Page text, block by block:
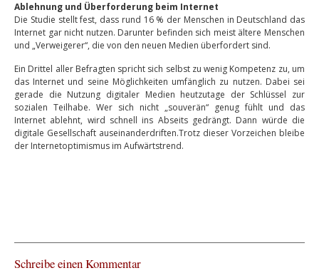
Ablehnung und Überforderung beim Internet
Die Studie stellt fest, dass rund 16 % der Menschen in Deutschland das
Internet gar nicht nutzen. Darunter befinden sich meist ältere Menschen
und „Verweigerer“, die von den neuen Medien überfordert sind.
Ein Drittel aller Befragten spricht sich selbst zu wenig Kompetenz zu, um
das Internet und seine Möglichkeiten umfänglich zu nutzen. Dabei sei
gerade die Nutzung digitaler Medien heutzutage der Schlüssel zur
sozialen Teilhabe. Wer sich nicht „souverän“ genug fühlt und das
Internet ablehnt, wird schnell ins Abseits gedrängt. Dann würde die
digitale Gesellschaft auseinanderdriften.Trotz dieser Vorzeichen bleibe
der Internetoptimismus im Aufwärtstrend.
Schreibe einen Kommentar